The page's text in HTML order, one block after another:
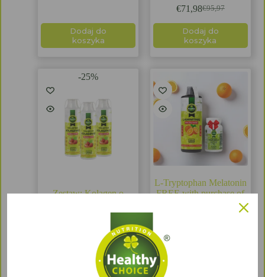
Dodaj do
koszyka
€95,97
€71,98
Dodaj do
koszyka
-25%
Zestaw: Kolagen o
100% pure HEALTHY
CHOICE, 500ml (3
89,97
Dodaj do
L-Tryptophan Melatonin
FREE with purchase of